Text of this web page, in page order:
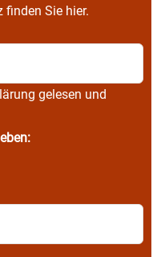
finden Sie hier.
gelesen und